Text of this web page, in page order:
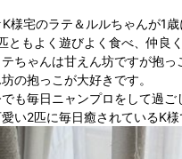
様宅のラテ＆ルルちゃんが1歳
ともよく遊びよく食べ、仲良
テちゃんは甘えん坊ですが抱っ
坊の抱っこが大好きです。
も毎日ニャンプロをして過ご
い2匹に毎日癒されているK様